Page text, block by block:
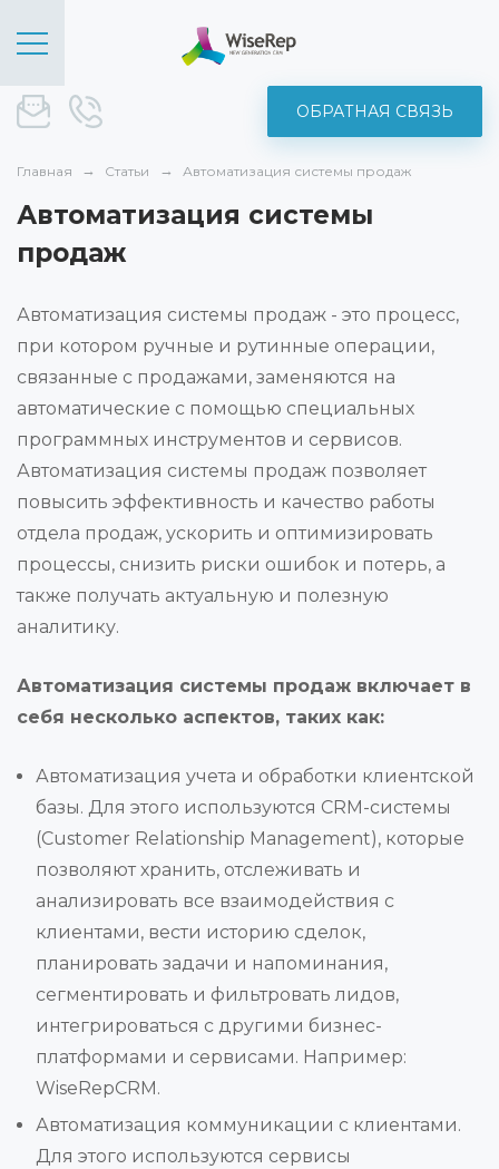
+375 (44) 572-52-19
ОБРАТНАЯ СВЯЗЬ
Главная Статьи Автоматизация системы продаж
Автоматизация системы
продаж
Автоматизация системы продаж - это процесс,
при котором ручные и рутинные операции,
связанные с продажами, заменяются на
автоматические с помощью специальных
программных инструментов и сервисов.
Автоматизация системы продаж позволяет
повысить эффективность и качество работы
отдела продаж, ускорить и оптимизировать
процессы, снизить риски ошибок и потерь, а
также получать актуальную и полезную
аналитику.
Автоматизация системы продаж включает в
себя несколько аспектов, таких как:
Автоматизация учета и обработки клиентской
базы. Для этого используются CRM-системы
(Customer Relationship Management), которые
позволяют хранить, отслеживать и
анализировать все взаимодействия с
клиентами, вести историю сделок,
планировать задачи и напоминания,
сегментировать и фильтровать лидов,
интегрироваться с другими бизнес-
платформами и сервисами. Например:
WiseRepCRM.
Автоматизация коммуникации с клиентами.
Для этого используются сервисы